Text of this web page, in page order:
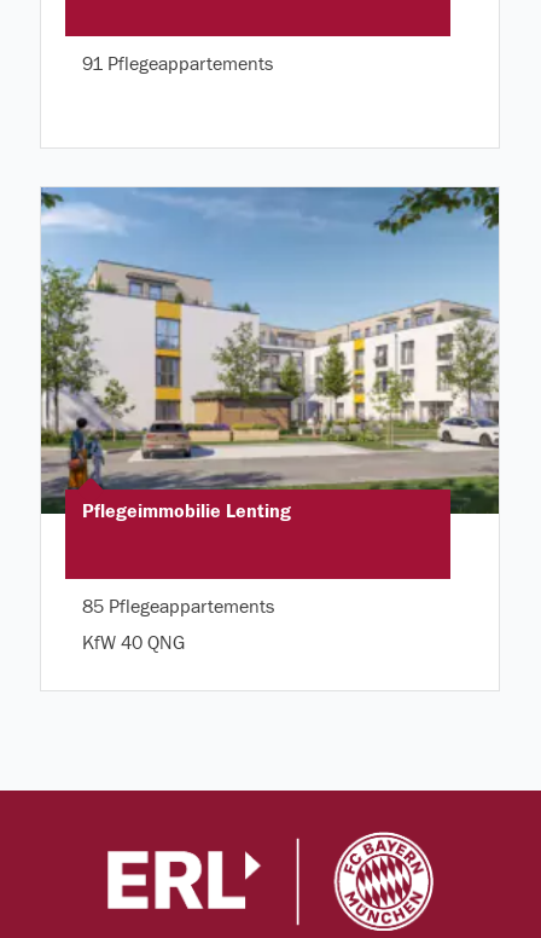
91 Pflegeappartements
Pflegeimmobilie Lenting
85 Pflegeappartements
KfW 40 QNG